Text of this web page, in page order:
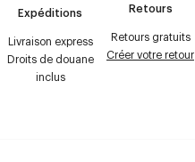
Expéditions
Livraison express
Droits de douane
inclus
Retours
Retours gratuits
Créer votre retour